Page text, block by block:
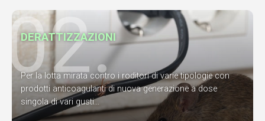
02.
DERATTIZZAZIONI
Per la lotta mirata contro i roditori di varie tipologie con
prodotti anticoagulanti di nuova generazione a dose
singola di vari gusti...